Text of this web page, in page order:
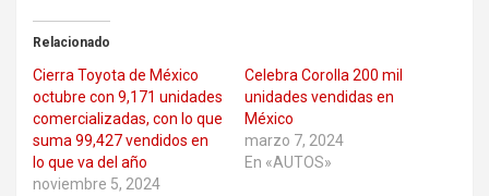
Relacionado
Cierra Toyota de México
octubre con 9,171 unidades
comercializadas, con lo que
suma 99,427 vendidos en
lo que va del año
noviembre 5, 2024
Celebra Corolla 200 mil
unidades vendidas en
México
marzo 7, 2024
En «AUTOS»